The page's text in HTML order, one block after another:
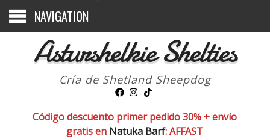
NAVIGATION
Asturshelkie Shelties
Cría de Shetland Sheepdog
Código descuento primer pedido 30% + envío
gratis en Natuka Barf: AFFAST